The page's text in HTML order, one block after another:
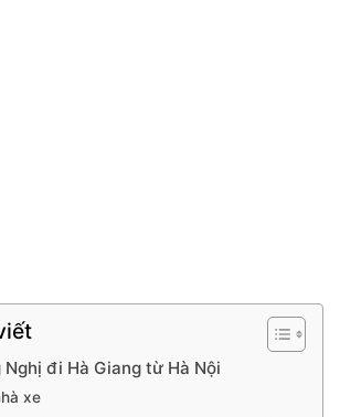
Nghị đi Hà Giang từ Hà Nội
xe